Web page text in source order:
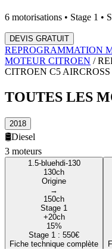
6 motorisations • Stage 1 •
DEVIS GRATUIT
REPROGRAMMATION
MOTEUR CITROEN /
CITROEN C5 AIRCROSS
TOUTES LES
2018
🛢️Diesel
3 moteurs
1.5-bluehdi-130
130ch
Origine
→
150ch
Stage 1
+20ch
15%
Stage 1 : 550€
Fiche technique complète